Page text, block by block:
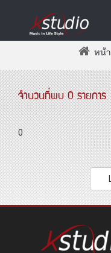
หน้
จำนวนที่พบ 0 รายการ
0